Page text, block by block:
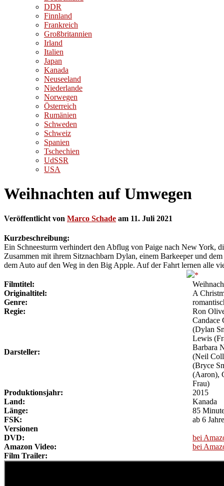
DDR
Finnland
Frankreich
Großbritannien
Irland
Italien
Japan
Kanada
Neuseeland
Niederlande
Norwegen
Österreich
Rumänien
Schweden
Schweiz
Spanien
Tschechien
UdSSR
USA
Weihnachten auf Umwegen
Veröffentlicht von Marco Schade am 11. Juli 2021
Kurzbeschreibung:
Ein Schneesturm verhindert den Abflug von Paige nach New York,
Zusammen mit ihrem Sitznachbarn Dylan, einem Barkeeper und
dem Auto auf den Weg in den Big Apple. Auf der Fahrt lernen alle
Filmtitel:
Originaltitel:
A
Genre:
Regie:
Ron
Darsteller:
Candace
(Dylan
Lewis
Barbara
(Neil
(Bryce
(Aaron),
Frau)
Produktionsjahr:
2015
Land:
Kanada
Länge:
85
FSK:
ab 6
Versionen
DVD:
bei
Amazon Video:
bei
Film Trailer: